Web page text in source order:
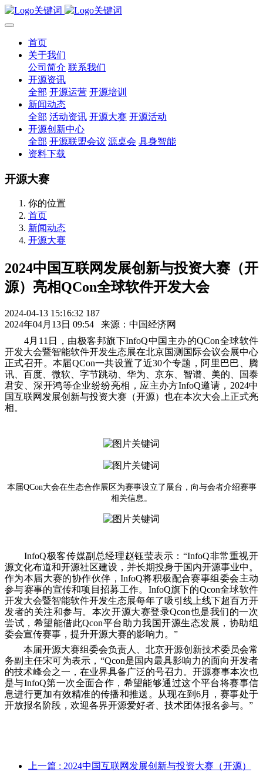
首页
关于我们
公司简介 联系我们
开源资讯
全部 开源运营 开源培训
新闻动态
全部 活动资讯 开源大赛 开源活动
开源创新中心
全部 开源联盟会议 源桌会 具身智能
资料下载
开源大赛
你的位置
首页
新闻动态
开源大赛
2024中国互联网发展创新与投资大赛（开
源）亮相QCon全球软件开发大会
2024-04-13 15:16:32 187
2024年04月13日 09:54
来源：中国经济网
4月11日，由极客邦旗下InfoQ中国主办的QCon全球软件
开发大会暨智能软件开发生态展在北京国测国际会议会展中心
正式召开。本届QCon一共设置了近30个专题，阿里巴巴、腾
讯、百度、微软、字节跳动、华为、京东、智谱、美的、国泰
君安、深开鸿等企业纷纷亮相，应主办方InfoQ邀请，2024中
国互联网发展创新与投资大赛（开源）也在本次大会上正式亮
相。
本届QCon大会在生态合作展区为赛事设立了展台，向与会者介绍赛事
相关信息。
InfoQ极客传媒副总经理赵钰莹表示：“InfoQ非常重视开
源文化布道和开源社区建设，并长期投身于国内开源事业中。
作为本届大赛的协作伙伴，InfoQ将积极配合赛事组委会主动
参与赛事的宣传和项目招募工作。InfoQ旗下的Qcon全球软件
开发大会暨智能软件开发生态展每年了吸引线上线下超百万开
发者的关注和参与。本次开源大赛登录Qcon也是我们的一次
尝试，希望能借此Qcon平台助力我国开源生态发展，协助组
委会宣传赛事，提升开源大赛的影响力。”
本届开源大赛组委会负责人、北京开源创新技术委员会常
务副主任宋可为表示，“Qcon是国内最具影响力的面向开发者
的技术峰会之一，在业界具备广泛的号召力。开源赛事本次也
是与InfoQ第一次全面合作，希望能够通过这个平台将赛事信
息进行更加有效精准的传播和推送。从现在到6月，赛事处于
开放报名阶段，欢迎各界开源爱好者、技术团体报名参与。”
上一篇 : 2024中国互联网发展创新与投资大赛（开源）